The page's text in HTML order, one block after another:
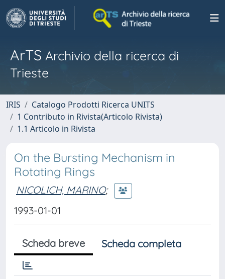
ArTS Archivio della ricerca di
Trieste
IRIS
Catalogo Prodotti Ricerca UNITS
1 Contributo in Rivista(Articolo Rivista)
1.1 Articolo in Rivista
On the Bursting Mechanism in
Rotating Rings
NICOLICH, MARINO;
1993-01-01
Scheda breve Scheda completa